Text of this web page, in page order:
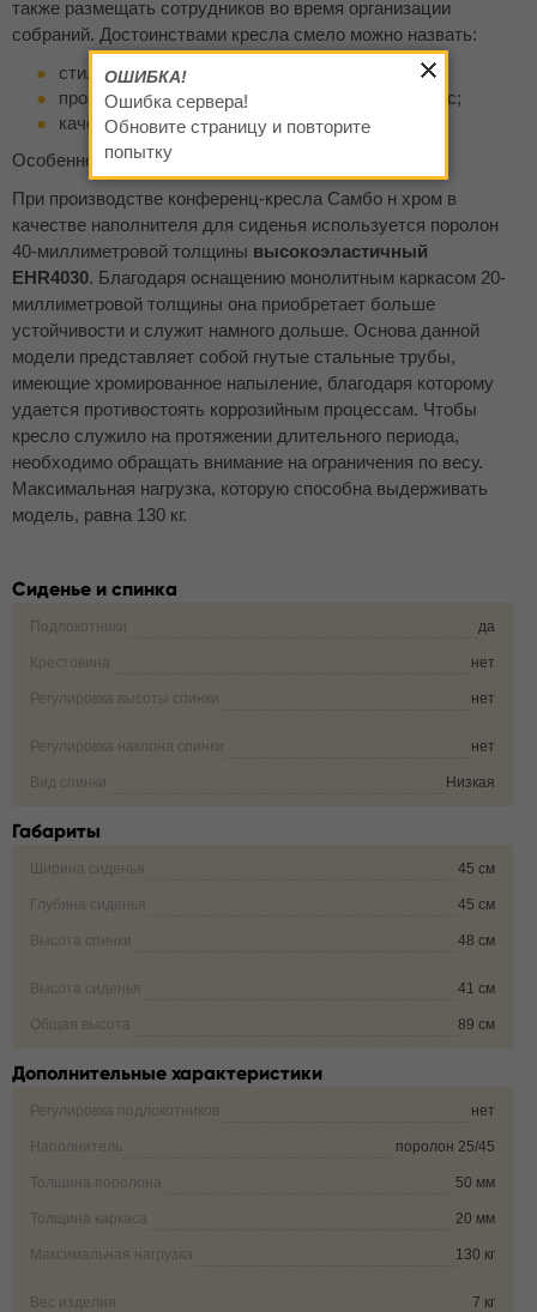
также размещать сотрудников во время организации
собраний. Достоинствами кресла смело можно назвать:
стильный внешний вид;
прочный металлический хромированный каркас;
качественный обивочный материал.
Особенности кресла
При производстве конференц-кресла Самбо н хром в
качестве наполнителя для сиденья используется поролон
40-миллиметровой толщины высокоэластичный
EHR4030. Благодаря оснащению монолитным каркасом 20-
миллиметровой толщины она приобретает больше
устойчивости и служит намного дольше. Основа данной
модели представляет собой гнутые стальные трубы,
имеющие хромированное напыление, благодаря которому
удается противостоять коррозийным процессам. Чтобы
кресло служило на протяжении длительного периода,
необходимо обращать внимание на ограничения по весу.
Максимальная нагрузка, которую способна выдерживать
модель, равна 130 кг.
Сиденье и спинка
Подлокотники да
Крестовина нет
Регулировка высоты спинки нет
Регулировка наклона спинки нет
Вид спинки Низкая
Габариты
Ширина сиденья 45 см
Глубина сиденья 45 см
Высота спинки 48 см
Высота сиденья 41 см
Общая высота 89 см
Дополнительные характеристики
Регулировка подлокотников нет
Наполнитель поролон 25/45
Толщина поролона 50 мм
Толщина каркаса 20 мм
Максимальная нагрузка 130 кг
Вес изделия 7 кг
ОШИБКА!
Ошибка сервера!
Обновите страницу и повторите
попытку